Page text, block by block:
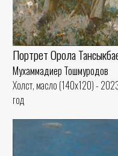
Портрет Орола
Мухаммадиер Тошмуродов
Холст, масло (140x120) -
год